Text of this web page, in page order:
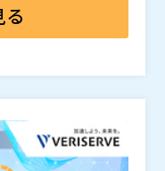
プロセスにあわせて
ナーでは、API、W
象に対応しなが
縮・品質向上・プロ
事例を紹介します。
証対象の品質にあ
続できる自動化”を
、テスト期間の短
ルに縛られず、開
討したい方 ・製
開発関係者・品質担
・アジャイル開発
（